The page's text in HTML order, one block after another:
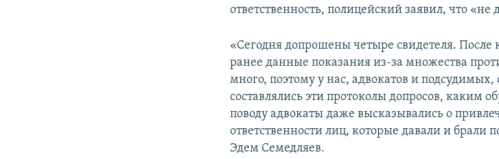
ответственность, полицейский заявил, что
«Сегодня допрошены четыре свидетеля. После
ранее данные показания из-за множества
много, поэтому у нас, адвокатов и подсудимых,
составлялись эти протоколы допросов, каким
поводу адвокаты даже высказывались о
ответственности лиц, которые давали и брали
Эдем Семедляев.